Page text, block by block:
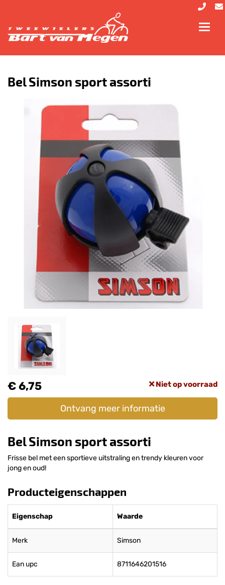
Bel Simson sport assorti
€ 6,75 Niet op voorraad
Ontvang meer informatie
Bel Simson sport assorti
Frisse bel met een sportieve uitstraling en trendy kleuren voor
jong en oud!
Producteigenschappen
Eigenschap Waarde
Merk Simson
Ean upc 8711646201516